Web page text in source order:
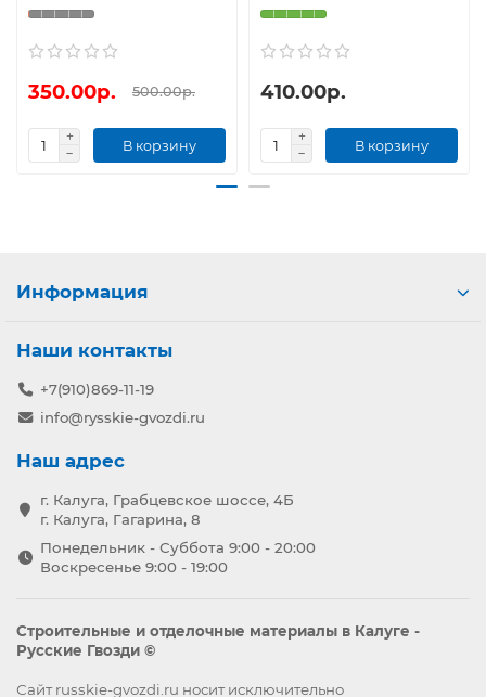
350.00р. 500.00р.
В корзину
410.00р.
В корзину
Информация
Наши контакты
+7(910)869-11-19
info@rysskie-gvozdi.ru
Наш адрес
г. Калуга, Грабцевское шоссе, 4Б
г. Калуга, Гагарина, 8
Понедельник - Суббота 9:00 - 20:00
Воскресенье 9:00 - 19:00
Строительные и отделочные материалы в Калуге -
Русские Гвозди ©
Сайт russkie-gvozdi.ru носит исключительно